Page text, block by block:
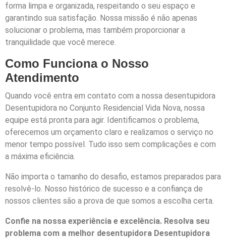
forma limpa e organizada, respeitando o seu espaço e
garantindo sua satisfação. Nossa missão é não apenas
solucionar o problema, mas também proporcionar a
tranquilidade que você merece.
Como Funciona o Nosso
Atendimento
Quando você entra em contato com a nossa desentupidora
Desentupidora no Conjunto Residencial Vida Nova, nossa
equipe está pronta para agir. Identificamos o problema,
oferecemos um orçamento claro e realizamos o serviço no
menor tempo possível. Tudo isso sem complicações e com
a máxima eficiência.
Não importa o tamanho do desafio, estamos preparados para
resolvê-lo. Nosso histórico de sucesso e a confiança de
nossos clientes são a prova de que somos a escolha certa.
Confie na nossa experiência e excelência. Resolva seu
problema com a melhor desentupidora Desentupidora